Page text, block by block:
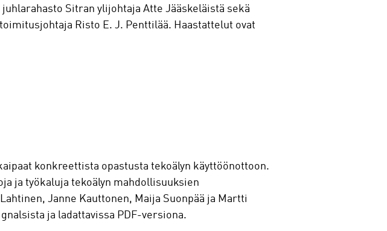
Sitran ylijohtaja Atte Jääskeläistä sekä
Risto E. J. Penttilää. Haastattelut ovat
konkreettista opastusta tekoälyn käyttöönottoon.
ja työkaluja tekoälyn mahdollisuuksien
Janne Kauttonen, Maija Suonpää ja Martti
ja ladattavissa PDF-versiona.